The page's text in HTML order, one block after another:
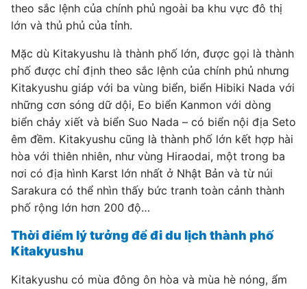
theo sắc lệnh của chính phủ ngoài ba khu vực đô thị
lớn và thủ phủ của tỉnh.
Mặc dù Kitakyushu là thành phố lớn, được gọi là thành
phố được chỉ định theo sắc lệnh của chính phủ nhưng
Kitakyushu giáp với ba vùng biển, biển Hibiki Nada với
những cơn sóng dữ dội, Eo biển Kanmon với dòng
biển chảy xiết và biển Suo Nada – có biển nội địa Seto
êm đềm. Kitakyushu cũng là thành phố lớn kết hợp hài
hòa với thiên nhiên, như vùng Hiraodai, một trong ba
nơi có địa hình Karst lớn nhất ở Nhật Bản và từ núi
Sarakura có thể nhìn thấy bức tranh toàn cảnh thành
phố rộng lớn hơn 200 độ…
Thời điểm lý tưởng để đi du lịch thành phố
Kitakyushu
Kitakyushu có mùa đông ôn hòa và mùa hè nóng, ẩm